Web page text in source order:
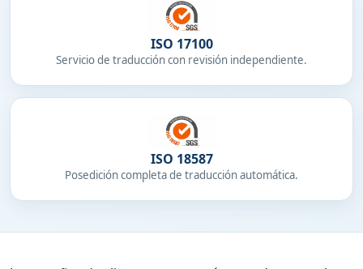
ISO 17100
Servicio de traducción con revisión independiente.
ISO 18587
Posedición completa de traducción automática.